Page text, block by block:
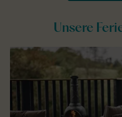
Unsere